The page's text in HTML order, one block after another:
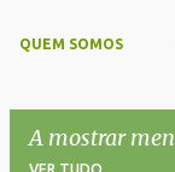
QUEM SOMOS
A mostrar
VER TUDO